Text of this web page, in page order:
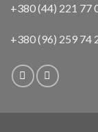
+380 (44) 221 77
+380 (96) 259 74